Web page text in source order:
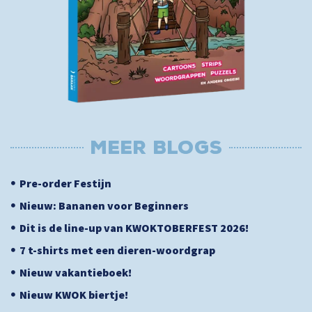
MEER BLOGs
Pre-order Festijn
Nieuw: Bananen voor Beginners
Dit is de line-up van KWOKTOBERFEST 2026!
7 t-shirts met een dieren-woordgrap
Nieuw vakantieboek!
Nieuw KWOK biertje!